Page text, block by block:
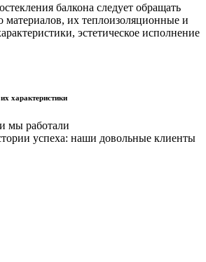
балкона следует обращать
материалов, их теплоизоляционные и
эстетическое исполнение
характеристики
мы работали
успеха: наши довольные клиенты